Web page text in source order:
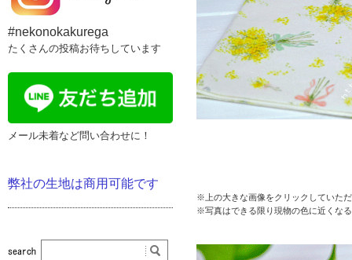
※上の大きな画像をクリックしていた
※写真はできる限り現物の色に近くな
#nekonokakurega
たくさんの投稿お待ちしています
メール未着など問い合わせに！
弊社の生地は商用可能です